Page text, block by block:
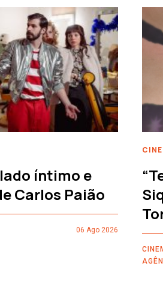
íntimo e
Carlos Paião
06 Ago 2026